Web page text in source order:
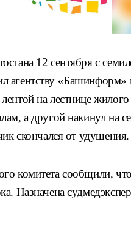
12 сентября с
агентству «Башинформ»
на лестнице
а другой накинул на
скончался от удушения.
комитета сообщили,
Назначена